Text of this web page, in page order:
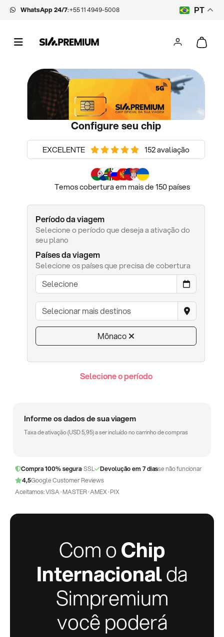
WhatsApp 24/7:+55 11 4949-5008 PT
Configure seu chip
EXCELENTE 152 avaliação
Temos cobertura em mais de 150 países
Período da viagem
Selecione o período que deseja a ativação do
seu plano
Países da viagem
Selecione os países que precisa de cobertura
Mônaco
Selecione o período
Informe os dados de sua viagem
Taxa de ativação (USD5,95) a ser incluído no carrinho de compras
Compra 100% segura· SSL Devolução em 7 diasse não funcionar
4,5Google Customer Reviews
Aceitamos: VISA · MASTER · AMEX · PIX
Com oChip
Internacionalda
Simpremium
você poderá